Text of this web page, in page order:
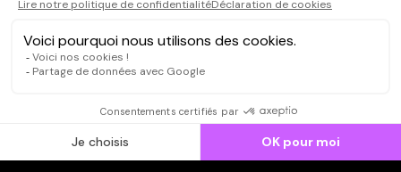
CONNEXION
Qui sommes-nous ?